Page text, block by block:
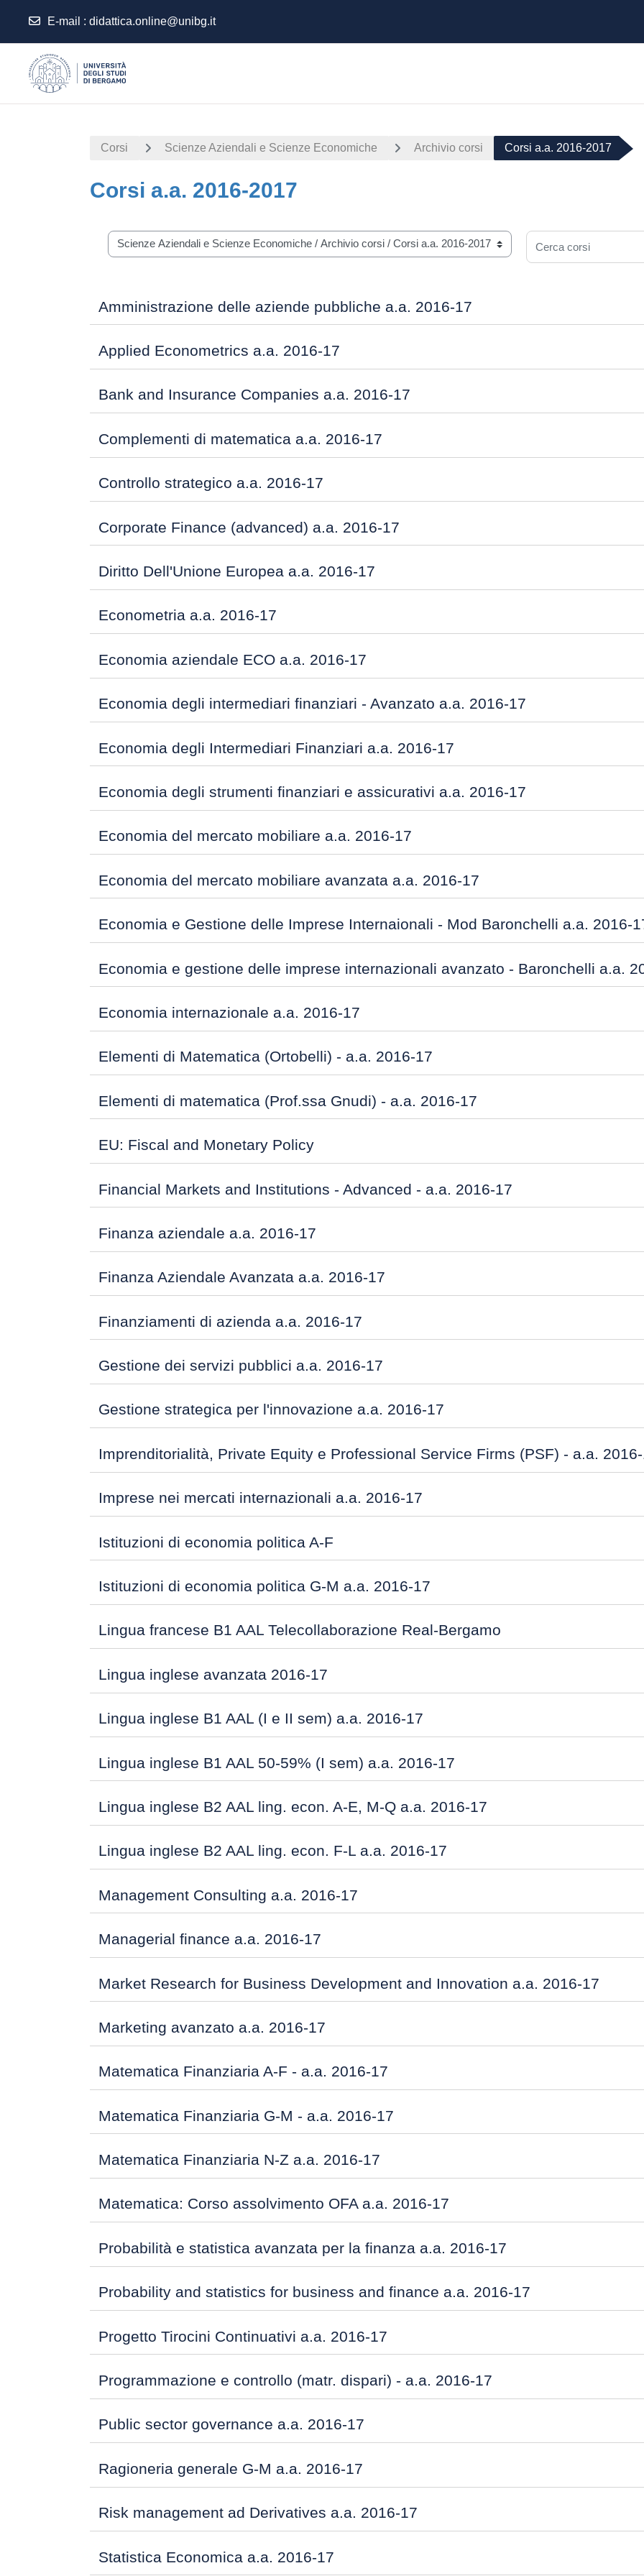
E-mail : didattica.online@unibg.it
Corsi Scienze Aziendali e Scienze Economiche Archivio corsi Corsi a.a. 2016-2017
Corsi a.a. 2016-2017
Categorie di corso
Cerca corsi
Amministrazione delle aziende pubbliche a.a. 2016-17
Applied Econometrics a.a. 2016-17
Bank and Insurance Companies a.a. 2016-17
Complementi di matematica a.a. 2016-17
Controllo strategico a.a. 2016-17
Corporate Finance (advanced) a.a. 2016-17
Diritto Dell'Unione Europea a.a. 2016-17
Econometria a.a. 2016-17
Economia aziendale ECO a.a. 2016-17
Economia degli intermediari finanziari - Avanzato a.a. 2016-17
Economia degli Intermediari Finanziari a.a. 2016-17
Economia degli strumenti finanziari e assicurativi a.a. 2016-17
Economia del mercato mobiliare a.a. 2016-17
Economia del mercato mobiliare avanzata a.a. 2016-17
Economia e Gestione delle Imprese Internaionali - Mod Baronchelli a.a. 2016-
Economia e gestione delle imprese internazionali avanzato - Baronchelli a.a.
Economia internazionale a.a. 2016-17
Elementi di Matematica (Ortobelli) - a.a. 2016-17
Elementi di matematica (Prof.ssa Gnudi) - a.a. 2016-17
EU: Fiscal and Monetary Policy
Financial Markets and Institutions - Advanced - a.a. 2016-17
Finanza aziendale a.a. 2016-17
Finanza Aziendale Avanzata a.a. 2016-17
Finanziamenti di azienda a.a. 2016-17
Gestione dei servizi pubblici a.a. 2016-17
Gestione strategica per l'innovazione a.a. 2016-17
Imprenditorialità, Private Equity e Professional Service Firms (PSF) - a.a.
Imprese nei mercati internazionali a.a. 2016-17
Istituzioni di economia politica A-F
Istituzioni di economia politica G-M a.a. 2016-17
Lingua francese B1 AAL Telecollaborazione Real-Bergamo
Lingua inglese avanzata 2016-17
Lingua inglese B1 AAL (I e II sem) a.a. 2016-17
Lingua inglese B1 AAL 50-59% (I sem) a.a. 2016-17
Lingua inglese B2 AAL ling. econ. A-E, M-Q a.a. 2016-17
Lingua inglese B2 AAL ling. econ. F-L a.a. 2016-17
Management Consulting a.a. 2016-17
Managerial finance a.a. 2016-17
Market Research for Business Development and Innovation a.a. 2016-17
Marketing avanzato a.a. 2016-17
Matematica Finanziaria A-F - a.a. 2016-17
Matematica Finanziaria G-M - a.a. 2016-17
Matematica Finanziaria N-Z a.a. 2016-17
Matematica: Corso assolvimento OFA a.a. 2016-17
Probabilità e statistica avanzata per la finanza a.a. 2016-17
Probability and statistics for business and finance a.a. 2016-17
Progetto Tirocini Continuativi a.a. 2016-17
Programmazione e controllo (matr. dispari) - a.a. 2016-17
Public sector governance a.a. 2016-17
Ragioneria generale G-M a.a. 2016-17
Risk management ad Derivatives a.a. 2016-17
Statistica Economica a.a. 2016-17